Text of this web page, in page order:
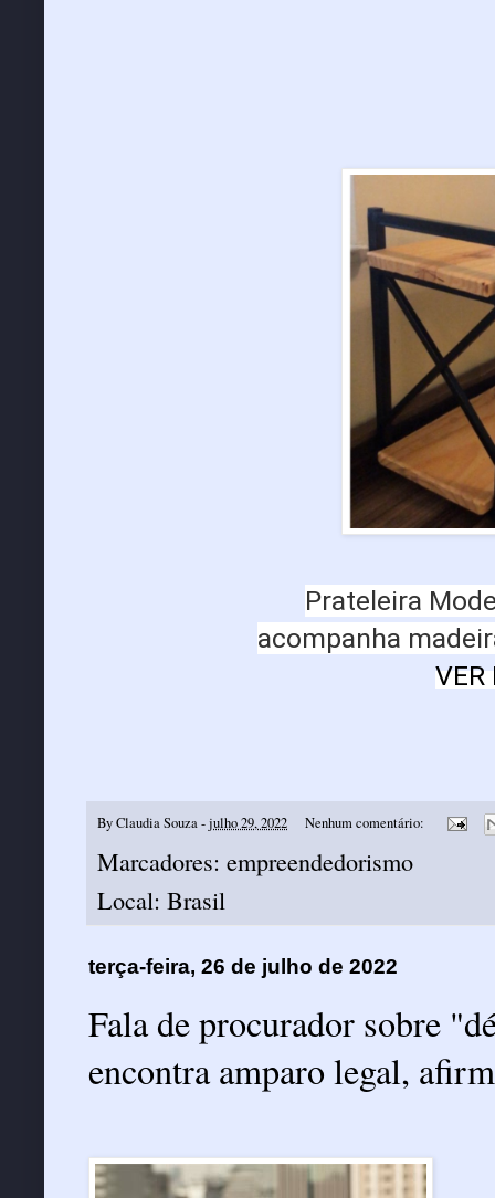
Prateleira
acompanha
VER
ByClaudia Souza-julho 29, 2022 Nenhum comentário:
Marcadores: empreendedorismo
Local: Brasil
terça-feira, 26 de julho de 2022
Fala de procurador sobre
encontra amparo legal,